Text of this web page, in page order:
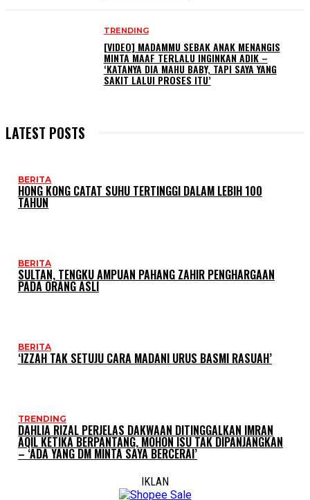
TRENDING
[VIDEO] MADAMMU SEBAK ANAK MENANGIS
MINTA MAAF TERLALU INGINKAN ADIK –
‘KATANYA DIA MAHU BABY, TAPI SAYA YANG
SAKIT LALUI PROSES ITU’
LATEST POSTS
BERITA
HONG KONG CATAT SUHU TERTINGGI DALAM LEBIH 100
TAHUN
BERITA
SULTAN, TENGKU AMPUAN PAHANG ZAHIR PENGHARGAAN
PADA ORANG ASLI
BERITA
‘IZZAH TAK SETUJU CARA MADANI URUS BASMI RASUAH’
TRENDING
DAHLIA RIZAL PERJELAS DAKWAAN DITINGGALKAN IMRAN
AQIL KETIKA BERPANTANG, MOHON ISU TAK DIPANJANGKAN
– ‘ADA YANG DM MINTA SAYA BERCERAI’
IKLAN